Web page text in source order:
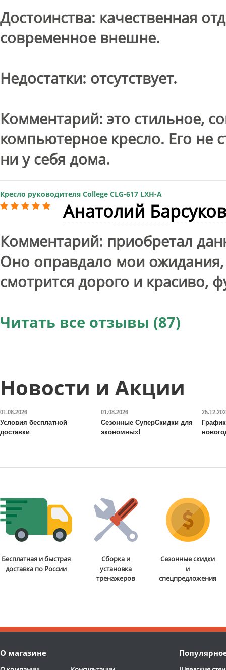
Достоинства: качественная
современное внешне.
Недостатки: отсутствует.
Комментарий: это стильное,
компьютерное кресло. Его не
ни у себя дома.
Кресло руководителя College CLG-617 LXH-A
Анатолий Барсуков
Комментарий: приобретал
Оно оправдало мои
смотрится дорого и красиво,
Читать все отзывы (87)
Новости и Акции
01.08.2026
Условия бесплатной
доставки
01.08.2026
Сезонные СуперСкидки для
экономных!
Бесплатная и быстрая
доставка по России
Сборка и
установка
тренажеров
Сезонные скидки
и
спецпредложения
О магазине